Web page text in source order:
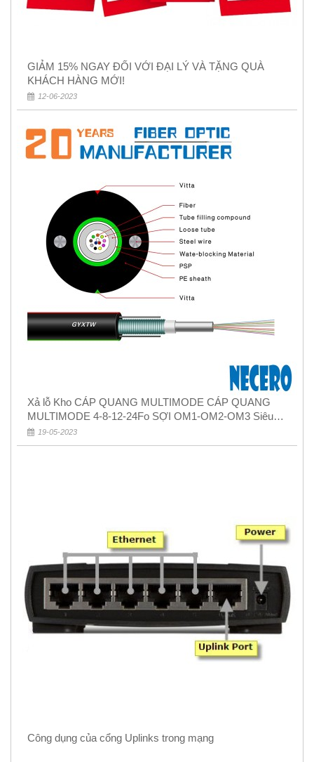
GIẢM 15% NGAY ĐỐI VỚI ĐẠI LÝ VÀ TẶNG QUÀ
KHÁCH HÀNG MỚI!
12-06-2023
Xả lỗ Kho CÁP QUANG MULTIMODE CÁP QUANG
MULTIMODE 4-8-12-24Fo SỢI OM1-OM2-OM3 Siêu
Rẻ 5k
19-05-2023
Công dụng của cổng Uplinks trong mạng